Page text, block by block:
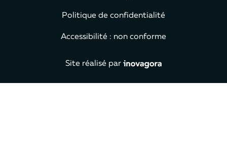
Politique de confidentialité
Accessibilité : non conforme
Site réalisé par Inovagora (ouverture dans